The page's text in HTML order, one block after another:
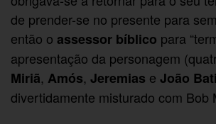
de prender-se no presente para
então o assessor bíblico para
apresentação da personagem
Miriã, Amós, Jeremias e João
divertidamente misturado com Bob